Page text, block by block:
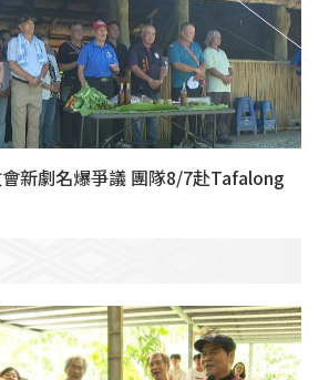
會新劇名爆爭議 團隊8/7赴Tafalong